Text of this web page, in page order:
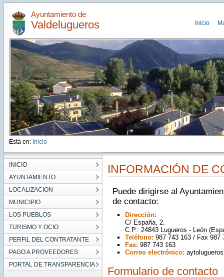
Ayuntamiento de
Valdelugueros Inicio
Está en: Inicio
INICIO
AYUNTAMIENTO
LOCALIZACION
MUNICIPIO
LOS PUEBLOS
TURISMO Y OCIO
PERFIL DEL CONTRATANTE
PAGO A PROVEEDORES
PORTAL DE TRANSPARENCIA
INFORMACIÓN DE
Puede dirigirse al
de contacto:
Dirección:
C/ España, 2.
C.P.: 24843 Lugueros - León
Teléfono: 987 743 163 / Fax 987
Fax: 987 743 163
Correo electrónico:
Formulario de contacto